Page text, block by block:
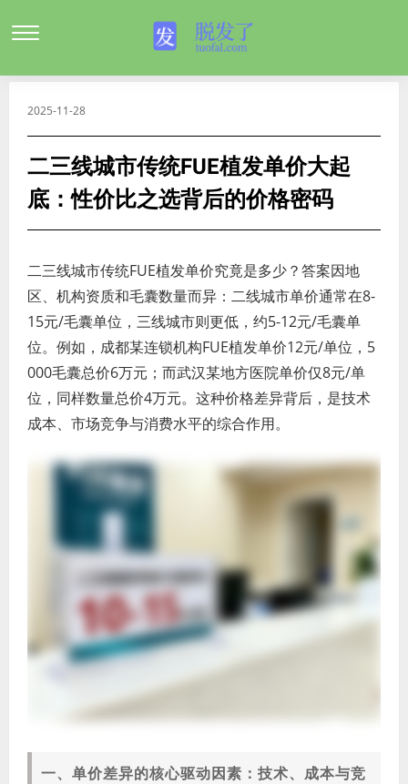
2025-11-28
二三线城市传统FUE植发单价大起
底：性价比之选背后的价格密码
二三线城市传统FUE植发单价究竟是多少？答案因地
区、机构资质和毛囊数量而异：二线城市单价通常在8-
15元/毛囊单位，三线城市则更低，约5-12元/毛囊单
位。例如，成都某连锁机构FUE植发单价12元/单位，5
000毛囊总价6万元；而武汉某地方医院单价仅8元/单
位，同样数量总价4万元。这种价格差异背后，是技术
成本、市场竞争与消费水平的综合作用。
一、单价差异的核心驱动因素：技术、成本与竞